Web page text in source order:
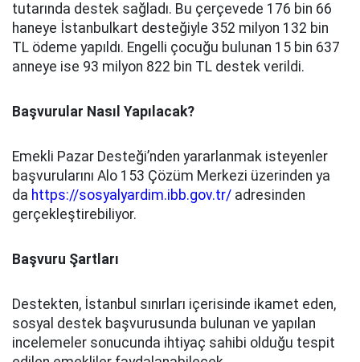
tutarında destek sağladı. Bu çerçevede 176 bin 66
haneye İstanbulkart desteğiyle 352 milyon 132 bin
TL ödeme yapıldı. Engelli çocuğu bulunan 15 bin 637
anneye ise 93 milyon 822 bin TL destek verildi.
Başvurular Nasıl Yapılacak?
Emekli Pazar Desteği’nden yararlanmak isteyenler
başvurularını Alo 153 Çözüm Merkezi üzerinden ya
da https://sosyalyardim.ibb.gov.tr/ adresinden
gerçekleştirebiliyor.
Başvuru Şartları
Destekten, İstanbul sınırları içerisinde ikamet eden,
sosyal destek başvurusunda bulunan ve yapılan
incelemeler sonucunda ihtiyaç sahibi olduğu tespit